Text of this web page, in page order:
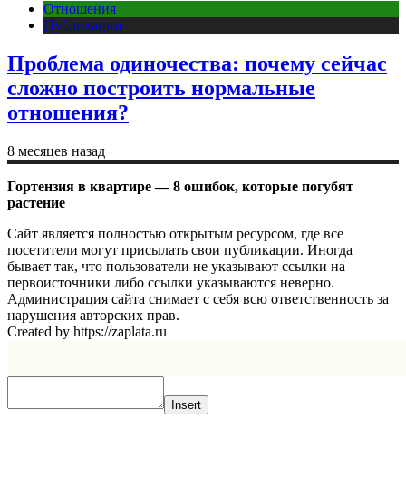
Отношения
Публикации
Проблема одиночества: почему сейчас
сложно построить нормальные
отношения?
8 месяцев назад
Гортензия в квартире — 8 ошибок, которые погубят
растение
Сайт является полностью открытым ресурсом, где все
посетители могут присылать свои публикации. Иногда
бывает так, что пользователи не указывают ссылки на
первоисточники либо ссылки указываются неверно.
Администрация сайта снимает с себя всю ответственность за
нарушения авторских прав.
Created by https://zaplata.ru
Insert